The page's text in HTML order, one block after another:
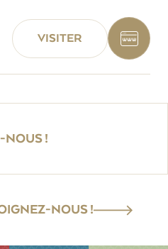
VISITER
NOUS !
NOUS !